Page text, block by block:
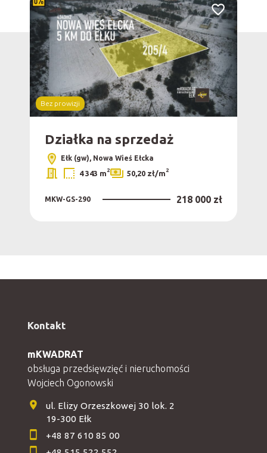
Dodaj do ulubionych
Bez prowizji
Dodaj do
Działka na sprzedaż
Ełk (gw), Nowa Wieś Ełcka
4 343 m2 50,20 zł/m2
MKW-GS-290 218 000 zł
Kontakt
mKWADRAT
obsługa przedsięwzięć i nieruchomości
Wojciech Ogonowski
ul. Elizy Orzeszkowej 30 lok. 2
19-300 Ełk
+48 87 610 85 00